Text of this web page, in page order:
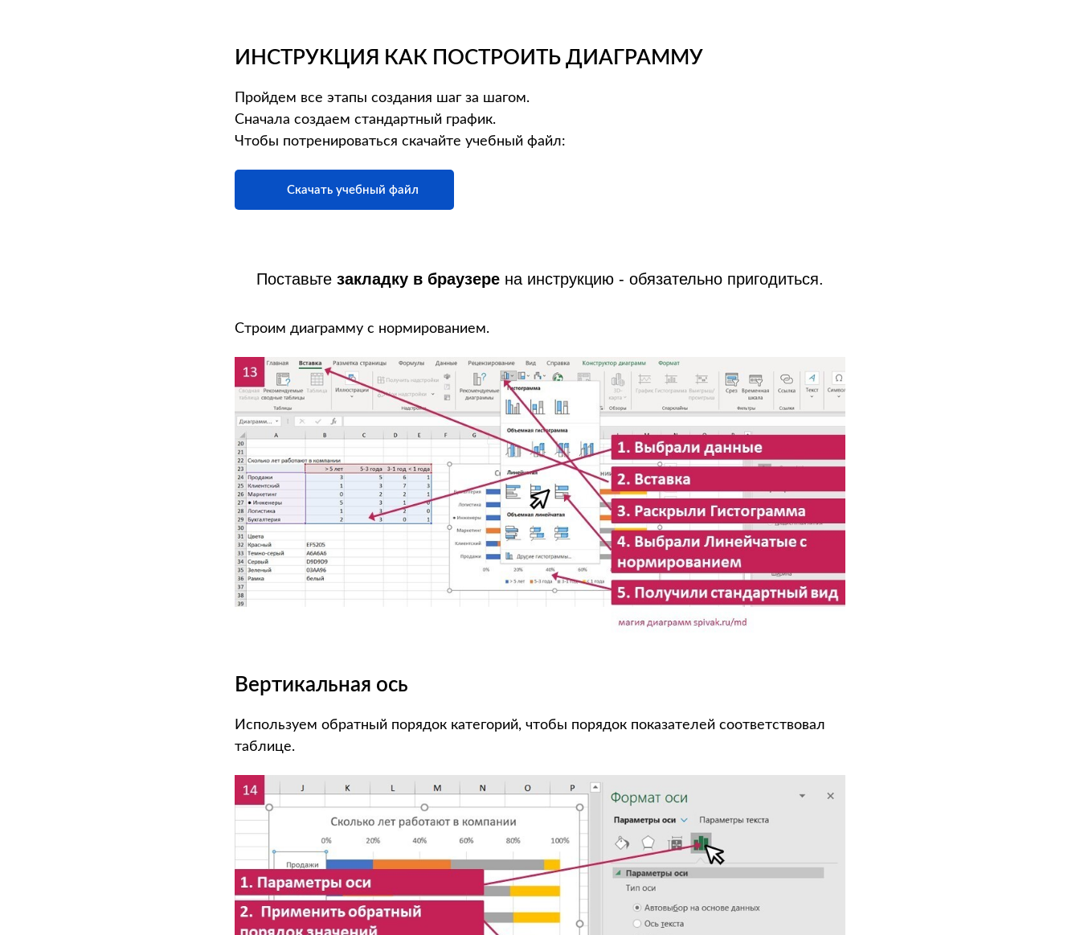
ИНСТРУКЦИЯ КАК ПОСТРОИТЬ ДИАГРАММУ
Пройдем все этапы создания шаг за шагом.
Сначала создаем стандартный график.
Чтобы потренироваться скачайте учебный файл:
Скачать учебный файл
Поставьте закладку в браузере на инструкцию - обязательно пригодиться.
Строим диаграмму с нормированием.
Вертикальная ось
Используем обратный порядок категорий, чтобы порядок показателей соответствовал
таблице.